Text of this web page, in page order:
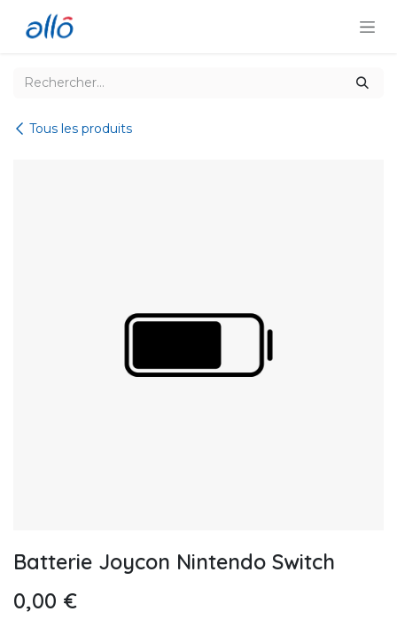
Tous les produits
Batterie Joycon Nintendo Switch
0,00 €